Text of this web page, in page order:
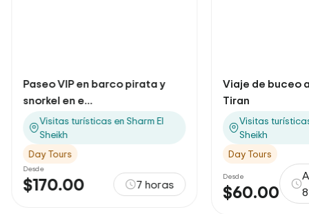
Paseo VIP en barco pirata y
snorkel en e...
Visitas turísticas en Sharm El
Sheikh
Day Tours
Desde
$170.00 7 horas
Viaje de buceo
Tiran
Visitas
Sheikh
Day Tours
Desde
$60.00